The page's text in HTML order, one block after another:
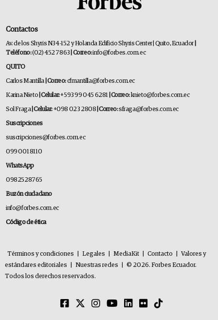
Contactos
Av. de los Shyris N34-152 y Holanda Edificio Shyris Center | Quito, Ecuador
Teléfono:(02) 452 7863 | Correo:info@forbes.com.ec
QUITO
Carlos Mantilla | Correo:cfmantilla@forbes.com.ec
Karina Nieto | Celular:+593 99 045 6281 | Correo:knieto@forbes.com.ec
Sol Fraga| Celular:+098 023 2808 | Correo:sfraga@forbes.com.ec
Suscripciones
suscripciones@forbes.com.ec
099 001 8110
WhatsApp
0982528765
Buzón ciudadano
info@forbes.com.ec
Código de ética
Términos y condiciones Legales MediaKit Contacto
Valores y
estándares editoriales
Nuestras redes
© 2026. Forbes Ecuador.
Todos los derechos reservados.